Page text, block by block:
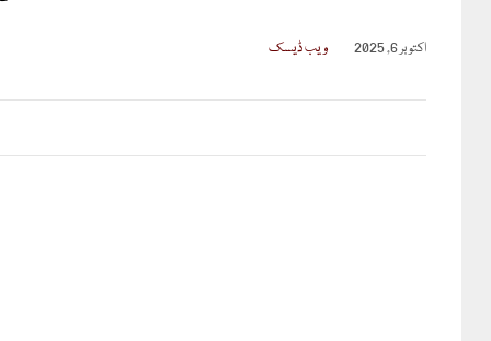
اکتوبر 6, 2025 ویب ڈیسک